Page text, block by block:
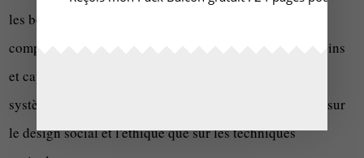
les bonnes plantes ou techniques ; c'est aussi de
comprendre comment ces choix s'alignent avec les besoins
et capacités des communautés qui vont utiliser ces
systèmes. C'est pourquoi la permaculture insiste autant sur
le design social et l'éthique que sur les techniques